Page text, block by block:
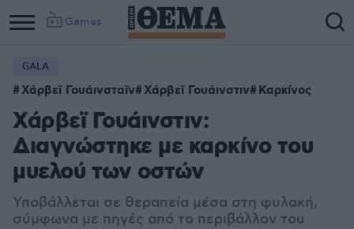
Games
GALA
Χάρβεϊ Γουάινσταϊν Χάρβεϊ Γουάινστιν Καρκίνος
Χάρβεϊ Γουάινστιν:
Διαγνώστηκε με καρκίνο του
μυελού των οστών
Υποβάλλεται σε θεραπεία μέσα στη φυλακή,
σύμφωνα με πηγές από το περιβάλλον του